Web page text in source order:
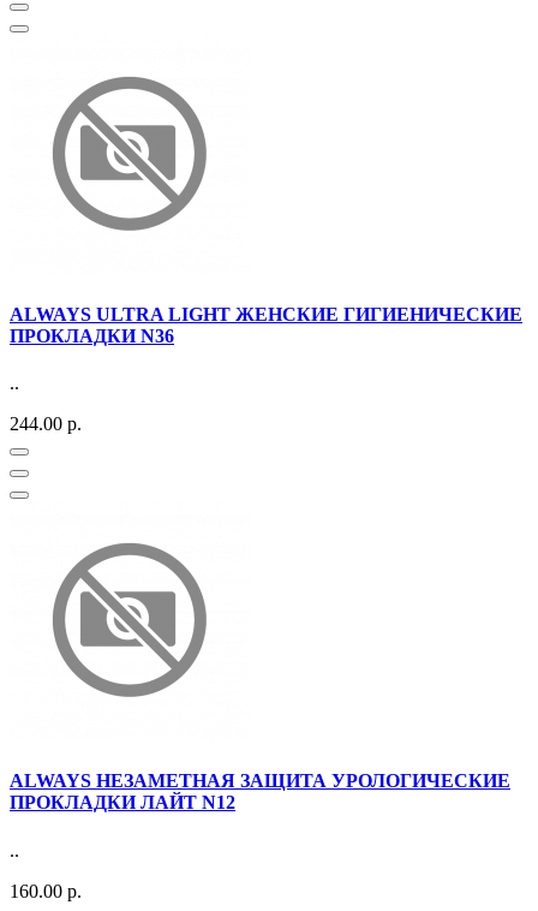
ALWAYS ULTRA LIGHT ЖЕНСКИЕ ГИГИЕНИЧЕСКИЕ
ПРОКЛАДКИ N36
..
244.00 р.
ALWAYS НЕЗАМЕТНАЯ ЗАЩИТА УРОЛОГИЧЕСКИЕ
ПРОКЛАДКИ ЛАЙТ N12
..
160.00 р.